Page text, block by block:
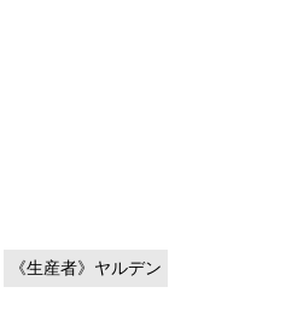
《生産者》ヤルデン